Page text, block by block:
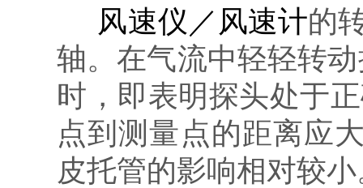
风速仪／风速计的
轴。在气流中轻轻转
时，即表明探头处于
点到测量点的距离应
皮托管的影响相对较